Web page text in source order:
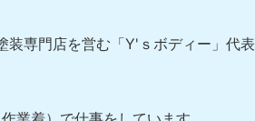
装専門店を営む「Y'ｓボディー」代表